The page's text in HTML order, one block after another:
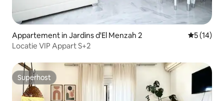
Appartement in Jardins d'El Menzah 2
5 (14)
Locatie VIP Appart S+2
Superhost
Superhost